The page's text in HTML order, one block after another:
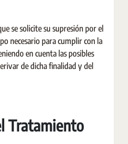
se solicite su supresión por el
necesario para cumplir con la
en cuenta las posibles
de dicha finalidad y del
Tratamiento